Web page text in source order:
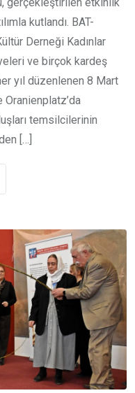
kutlandı. BAT-
Derneği Kadınlar
ve birçok kardeş
yıl düzenlenen 8 Mart
temsilcilerinin
[…]